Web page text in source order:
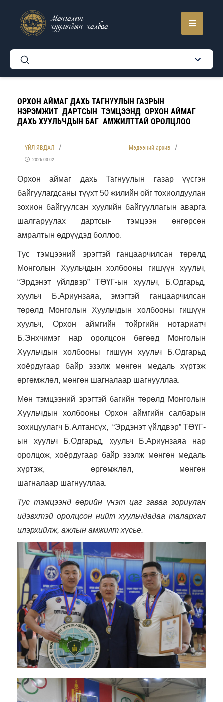
Монголын
хуульчдын холбоо
ОРХОН АЙМАГ ДАХЬ ТАГНУУЛЫН ГАЗРЫН
НЭРЭМЖИТ ДАРТСЫН ТЭМЦЭЭНД ОРХОН АЙМАГ
ДАХЬ ХУУЛЬЧДЫН БАГ АМЖИЛТТАЙ ОРОЛЦЛОО
ҮЙЛ ЯВДАЛ Мэдээний архив
2026-03-02
Орхон аймаг дахь Тагнуулын газар үүсгэн
байгуулагдсаны түүхт 50 жилийн ойг тохиолдуулан
зохион байгуулсан хуулийн байгууллагын аварга
шалгаруулах дартсын тэмцээн өнгөрсөн
амралтын өдрүүдэд боллоо.
Тус тэмцээний эрэгтэй ганцаарчилсан төрөлд
Монголын Хуульчдын холбооны гишүүн хуульч,
“Эрдэнэт үйлдвэр” ТӨҮГ-ын хуульч, Б.Одгарьд,
хуульч Б.Ариунзаяа, эмэгтэй ганцаарчилсан
төрөлд Монголын Хуульчдын холбооны гишүүн
хуульч, Орхон аймгийн тойргийн нотариатч
Б.Энхчимэг нар оролцсон бөгөөд Монголын
Хуульчдын холбооны гишүүн хуульч Б.Одгарьд
хоёрдугаар байр эзэлж мөнгөн медаль хүртэж
өргөмжлөл, мөнгөн шагналаар шагнууллаа.
Мөн тэмцээний эрэгтэй багийн төрөлд Монголын
Хуульчдын холбооны Орхон аймгийн салбарын
зохицуулагч Б.Алтансүх, “Эрдэнэт үйлдвэр” ТӨҮГ-
ын хуульч Б.Одгарьд, хуульч Б.Ариунзаяа нар
оролцож, хоёрдугаар байр эзэлж мөнгөн медаль
хүртэж, өргөмжлөл, мөнгөн
шагналаар шагнууллаа.
Тус тэмцээнд өөрийн үнэт цаг заваа зориулан
идэвхтэй оролцсон нийт хуульчдадаа талархал
илэрхийлж, ажлын амжилт хүсье.